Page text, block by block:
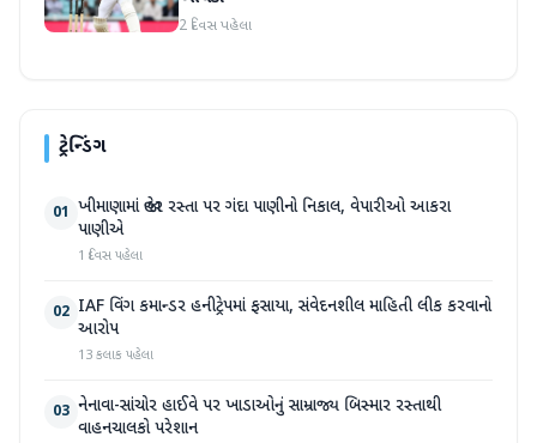
2 દિવસ પહેલા
ટ્રેન્ડિંગ
01 ખીમાણામાં જાહેર રસ્તા પર ગંદા પાણીનો નિકાલ, વેપારીઓ આકરા
પાણીએ
1 દિવસ પહેલા
02 IAF વિંગ કમાન્ડર હનીટ્રેપમાં ફસાયા, સંવેદનશીલ માહિતી લીક કરવાનો
આરોપ
13 કલાક પહેલા
03 નેનાવા-સાંચોર હાઈવે પર ખાડાઓનું સામ્રાજ્ય બિસ્માર રસ્તાથી
વાહનચાલકો પરેશાન